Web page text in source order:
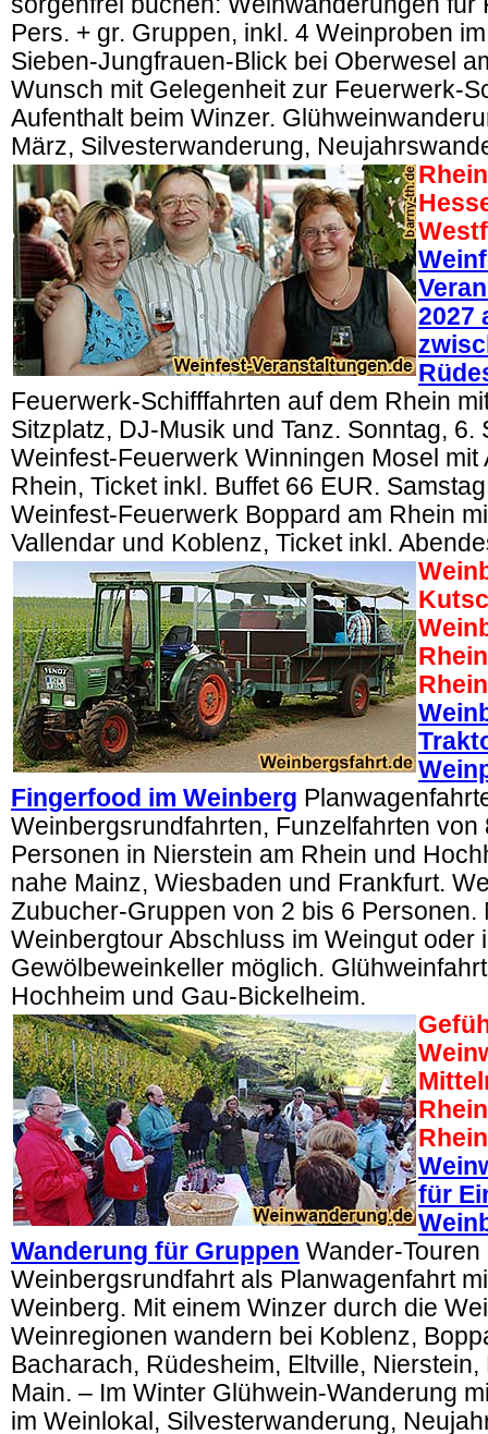
Pers. + gr. Gruppen, inkl. 4 Weinproben
Sieben-Jungfrauen-Blick bei Oberwesel
Wunsch mit Gelegenheit zur Feuerwerk-
Aufenthalt beim Winzer.
März, Silvesterwanderung,
2027
Feuerwerk-Schifffahrten auf dem Rhein
Sitzplatz, DJ-Musik und Tanz. Sonntag, 6.
Weinfest-Feuerwerk Winningen Mosel mit
Rhein, Ticket inkl. Buffet 66 EUR.
Weinfest-Feuerwerk Boppard am Rhein
Vallendar und Koblenz, Ticket inkl.
Fingerfood im Weinberg
Weinbergsrundfahrten, Funzelfahrten von
Personen in Nierstein am Rhein und
nahe Mainz, Wiesbaden und Frankfurt.
Zubucher-Gruppen von 2 bis 6 Personen.
Weinbergtour Abschluss im Weingut oder
Gewölbeweinkeller möglich.
Hochheim und Gau-Bickelheim.
für
Wanderung für Gruppen Wander-Touren
Weinbergsrundfahrt als Planwagenfahrt
Weinberg. Mit einem Winzer durch die
Weinregionen wandern bei Koblenz,
Bacharach, Rüdesheim, Eltville,
Main. – Im Winter Glühwein-Wanderung
im Weinlokal, Silvesterwanderung,